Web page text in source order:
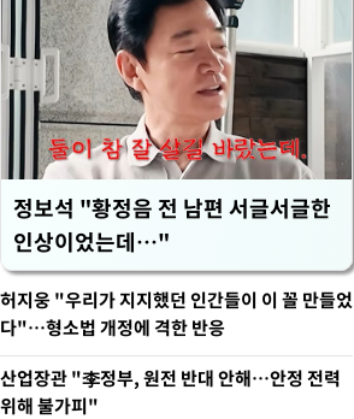
정보석 "황정음 전 남편 서글서글한
인상이었는데…"
허지웅 "우리가 지지했던 인간들이 이 꼴 만들었
다"…형소법 개정에 격한 반응
산업장관 "李정부, 원전 반대 안해…안정 전력
위해 불가피"